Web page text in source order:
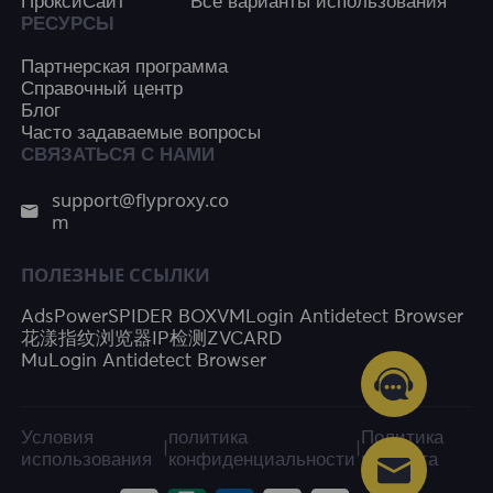
РЕСУРСЫ
Партнерская программа
Справочный центр
Блог
Часто задаваемые вопросы
СВЯЗАТЬСЯ С НАМИ
support@flyproxy.co
m
ПОЛЕЗНЫЕ ССЫЛКИ
AdsPowerSPIDER BOXVMLogin Antidetect Browser
花漾指纹浏览器 IP检测 ZVCARD
MuLogin Antidetect Browser
Условия
использования
политика
конфиденциальности
Политика
возврата